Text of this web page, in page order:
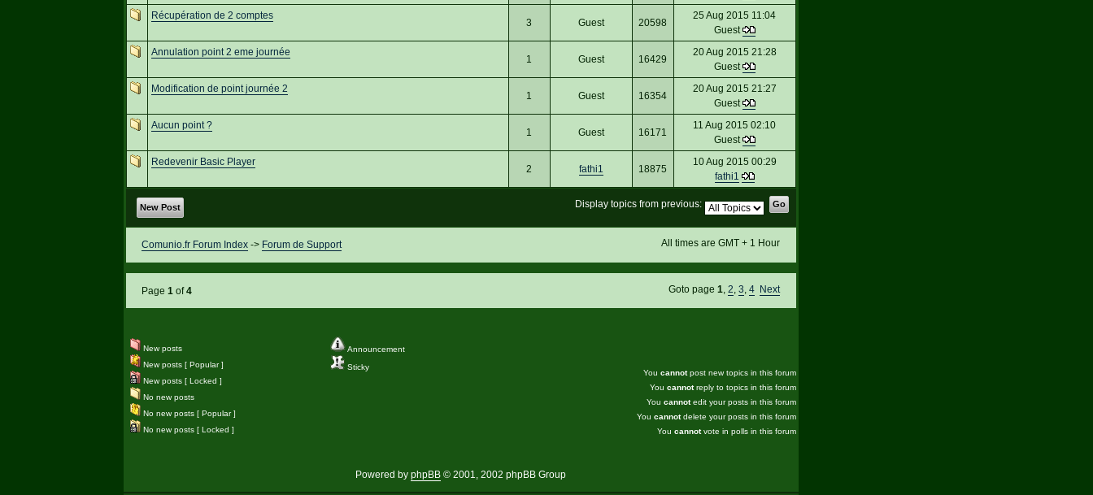
Récupération de 2 comptes
3 Guest 20598
25 Aug 2015 11:04
Guest
Annulation point 2 eme journée
1 Guest 16429
20 Aug 2015 21:28
Guest
Modification de point journée 2
1 Guest 16354
20 Aug 2015 21:27
Guest
Aucun point ?
1 Guest 16171
11 Aug 2015 02:10
Guest
Redevenir Basic Player
2 fathi1 18875
10 Aug 2015 00:29
fathi1
Display topics from previous:
New Post
All times are GMT + 1 Hour
Comunio.fr Forum Index-> Forum de Support
Goto page1 ,2 ,3 ,4 Next
Page 1 of4
Announcement
Sticky
New posts
New posts [ Popular ]
New posts [ Locked ]
No new posts
No new posts [ Popular ]
No new posts [ Locked ]
You cannotpost new topics in this forum
You cannotreply to topics in this forum
You cannotedit your posts in this forum
You cannotdelete your posts in this forum
You cannotvote in polls in this forum
Powered by phpBB © 2001, 2002 phpBB Group